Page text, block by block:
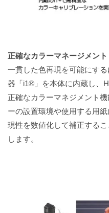
正確なカラーマネージメント
一貫した色再現を可能にす
器「i1®」を本体に内蔵し、
正確なカラーマネジメント
ーの設置環境や使用する用
現性を数値化して補正する
します。